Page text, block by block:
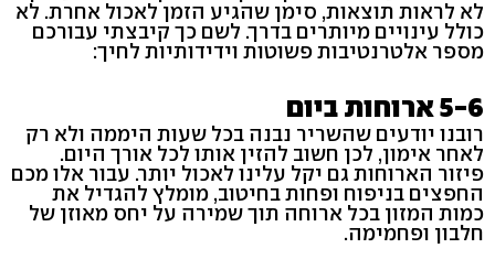
לא לראות תוצאות, סימן שהגיע הזמן לאכול אחרת. לא
כולל עינויים מיותרים בדרך. לשם כך קיבצתי עבורכם
מספר אלטרנטיבות פשוטות וידידותיות לחיך:
5-6 ארוחות ביום
רובנו יודעים שהשריר נבנה בכל שעות היממה ולא רק
לאחר אימון, לכן חשוב להזין אותו לכל אורך היום.
פיזור הארוחות גם יקל עלינו לאכול יותר. עבור אלו מכם
החפצים בניפוח ופחות בחיטוב, מומלץ להגדיל את
כמות המזון בכל ארוחה תוך שמירה על יחס מאוזן של
חלבון ופחמימה.